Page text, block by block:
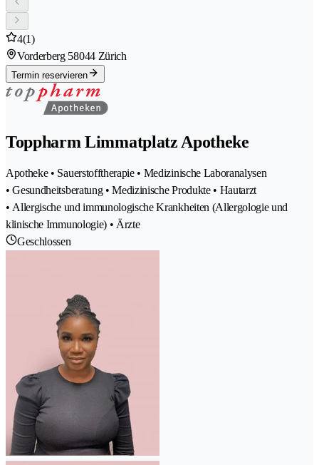
4(1)
Vorderberg 58044 Zürich
Termin reservieren
Toppharm Limmatplatz Apotheke
Apotheke • Sauerstofftherapie • Medizinische Laboranalysen
• Gesundheitsberatung • Medizinische Produkte • Hautarzt
• Allergische und immunologische Krankheiten (Allergologie und
klinische Immunologie) • Ärzte
Geschlossen